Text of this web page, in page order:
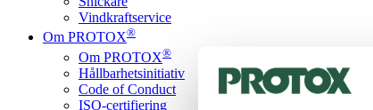
Vindkraftservice
Om PROTOX®
Om PROTOX®
Hållbarhetsinitiativ
Code of Conduct
ISO-certifiering